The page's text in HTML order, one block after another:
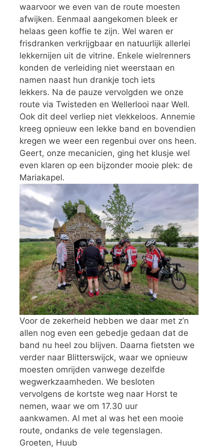
waarvoor we even van de route moesten
afwijken. Eenmaal aangekomen bleek er
helaas geen koffie te zijn. Wel waren er
frisdranken verkrijgbaar en natuurlijk allerlei
lekkernijen uit de vitrine. Enkele wielrenners
konden de verleiding niet weerstaan en
namen naast hun drankje toch iets
lekkers. Na de pauze vervolgden we onze
route via Twisteden en Wellerlooi naar Well.
Ook dit deel verliep niet vlekkeloos. Annemie
kreeg opnieuw een lekke band en bovendien
kregen we weer een regenbui over ons heen.
Geert, onze mecanicien, ging het klusje wel
even klaren op een bijzonder mooie plek: de
Mariakapel.
Voor de zekerheid hebben we daar met z’n
allen nog even een gebedje gedaan dat de
band nu heel zou blijven. Daarna fietsten we
verder naar Blitterswijck, waar we opnieuw
moesten omrijden vanwege dezelfde
wegwerkzaamheden. We besloten
vervolgens de kortste weg naar Horst te
nemen, waar we om 17.30 uur
aankwamen. Al met al was het een mooie
route, ondanks de vele tegenslagen.
Groeten, Huub